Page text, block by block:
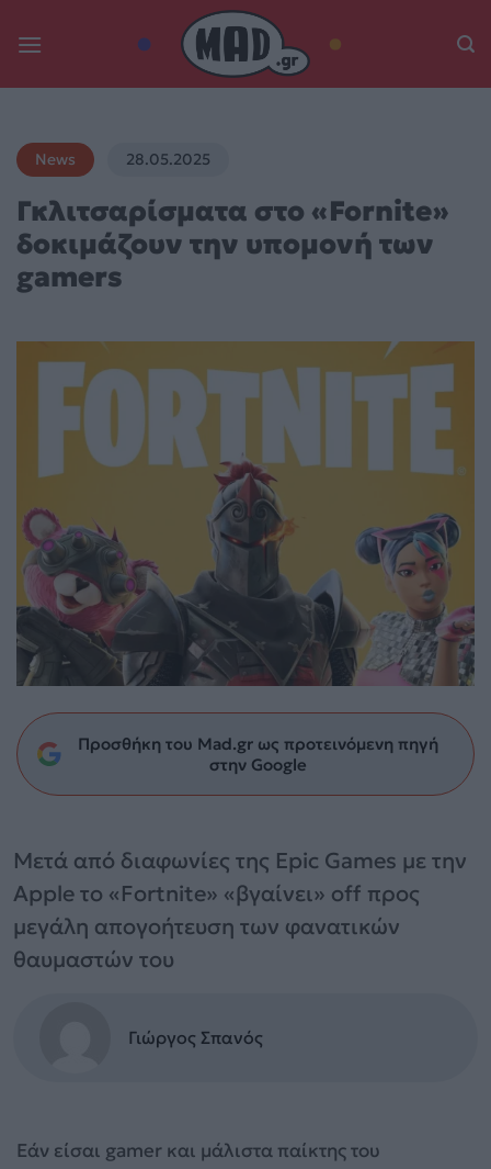
News 28.05.2025
Γκλιτσαρίσματα στο «Fornite»
δοκιμάζουν την υπομονή των
gamers
Προσθήκη του Mad.gr ως προτεινόμενη πηγή
στην Google
Μετά από διαφωνίες της Epic Games με την
Apple το «Fortnite» «βγαίνει» off προς
μεγάλη απογοήτευση των φανατικών
θαυμαστών του
Γιώργος Σπανός
Εάν είσαι gamer και μάλιστα παίκτης του